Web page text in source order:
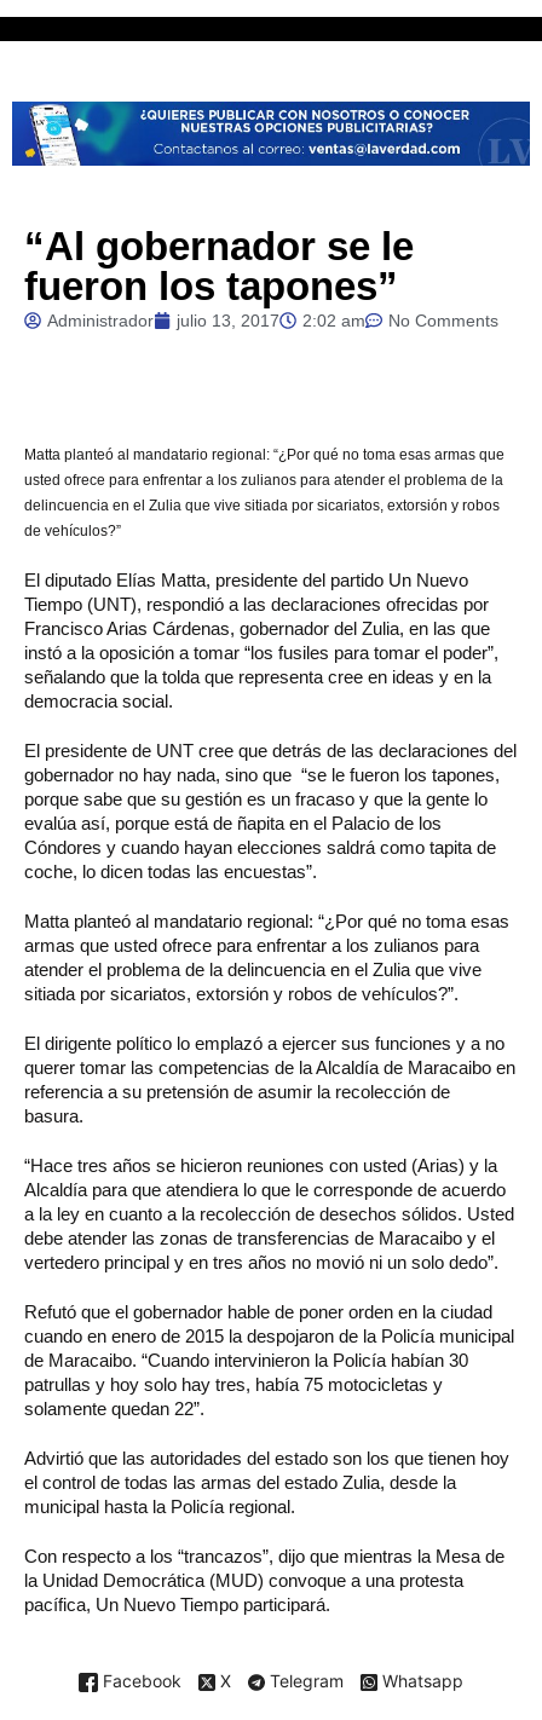
“Al gobernador se le
fueron los tapones”
Administrador julio 13, 2017 2:02 am No Comments
Matta planteó al mandatario regional: “¿Por qué no toma esas armas que
usted ofrece para enfrentar a los zulianos para atender el problema de la
delincuencia en el Zulia que vive sitiada por sicariatos, extorsión y robos
de vehículos?”
El diputado Elías Matta, presidente del partido Un Nuevo
Tiempo (UNT), respondió a las declaraciones ofrecidas por
Francisco Arias Cárdenas, gobernador del Zulia, en las que
instó a la oposición a tomar “los fusiles para tomar el poder”,
señalando que la tolda que representa cree en ideas y en la
democracia social.
El presidente de UNT cree que detrás de las declaraciones del
gobernador no hay nada, sino que “se le fueron los tapones,
porque sabe que su gestión es un fracaso y que la gente lo
evalúa así, porque está de ñapita en el Palacio de los
Cóndores y cuando hayan elecciones saldrá como tapita de
coche, lo dicen todas las encuestas”.
Matta planteó al mandatario regional: “¿Por qué no toma esas
armas que usted ofrece para enfrentar a los zulianos para
atender el problema de la delincuencia en el Zulia que vive
sitiada por sicariatos, extorsión y robos de vehículos?”.
El dirigente político lo emplazó a ejercer sus funciones y a no
querer tomar las competencias de la Alcaldía de Maracaibo en
referencia a su pretensión de asumir la recolección de
basura.
“Hace tres años se hicieron reuniones con usted (Arias) y la
Alcaldía para que atendiera lo que le corresponde de acuerdo
a la ley en cuanto a la recolección de desechos sólidos. Usted
debe atender las zonas de transferencias de Maracaibo y el
vertedero principal y en tres años no movió ni un solo dedo”.
Refutó que el gobernador hable de poner orden en la ciudad
cuando en enero de 2015 la despojaron de la Policía municipal
de Maracaibo. “Cuando intervinieron la Policía habían 30
patrullas y hoy solo hay tres, había 75 motocicletas y
solamente quedan 22”.
Advirtió que las autoridades del estado son los que tienen hoy
el control de todas las armas del estado Zulia, desde la
municipal hasta la Policía regional.
Con respecto a los “trancazos”, dijo que mientras la Mesa de
la Unidad Democrática (MUD) convoque a una protesta
pacífica, Un Nuevo Tiempo participará.
Facebook X Telegram Whatsapp